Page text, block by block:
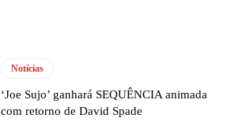
Notícias
‘Joe Sujo’ ganhará SEQUÊNCIA animada
com retorno de David Spade